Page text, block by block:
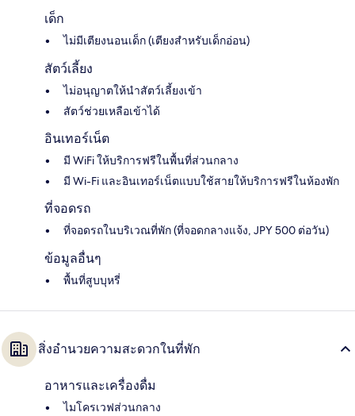
เด็ก
ไม่มีเตียงนอนเด็ก (เตียงสำหรับเด็กอ่อน)
สัตว์เลี้ยง
ไม่อนุญาตให้นำสัตว์เลี้ยงเข้า
สัตว์ช่วยเหลือเข้าได้
อินเทอร์เน็ต
มี WiFi ให้บริการฟรีในพื้นที่ส่วนกลาง
มี Wi-Fi และอินเทอร์เน็ตแบบใช้สายให้บริการฟรีในห้องพัก
ที่จอดรถ
ที่จอดรถในบริเวณที่พัก (ที่จอดกลางแจ้ง, JPY 500 ต่อวัน)
ข้อมูลอื่นๆ
พื้นที่สูบบุหรี่
สิ่งอำนวยความสะดวกในที่พัก
อาหารและเครื่องดื่ม
ไมโครเวฟส่วนกลาง